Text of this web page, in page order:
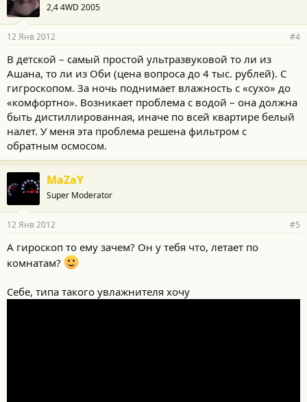
2,4 4WD 2005
12 Янв 2012 #4
В детской – самый простой ультразвуковой то ли из
Ашана, то ли из Оби (цена вопроса до 4 тыс. рублей). С
гигроскопом. За ночь поднимает влажность с «сухо» до
«комфортно». Возникает проблема с водой – она должна
быть дистиллированная, иначе по всей квартире белый
налет. У меня эта проблема решена фильтром с
обратным осмосом.
MaZaY
Super Moderator
12 Янв 2012 #5
А гироскоп то ему зачем? Он у тебя что, летает по
комнатам?
Себе, типа такого увлажнителя хочу